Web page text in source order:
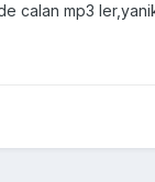
calan mp3